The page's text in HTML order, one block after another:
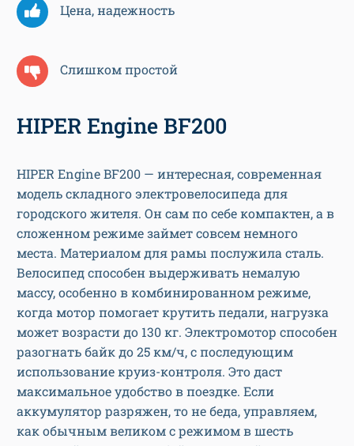
Цена, надежность
Слишком простой
HIPER Engine BF200
HIPER Engine BF200 — интересная, современная
модель складного электровелосипеда для
городского жителя. Он сам по себе компактен, а в
сложенном режиме займет совсем немного
места. Материалом для рамы послужила сталь.
Велосипед способен выдерживать немалую
массу, особенно в комбинированном режиме,
когда мотор помогает крутить педали, нагрузка
может возрасти до 130 кг. Электромотор способен
разогнать байк до 25 км/ч, с последующим
использование круиз-контроля. Это даст
максимальное удобство в поездке. Если
аккумулятор разряжен, то не беда, управляем,
как обычным великом с режимом в шесть